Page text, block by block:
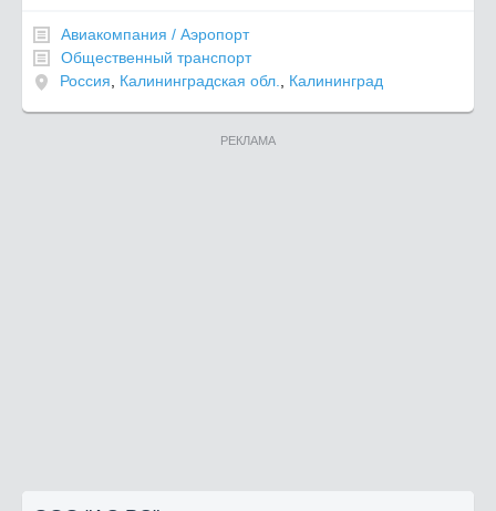
Авиакомпания / Аэропорт
Общественный транспорт
Россия, Калининградская обл., Калининград
РЕКЛАМА